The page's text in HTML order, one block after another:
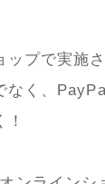
ップで実施
く、